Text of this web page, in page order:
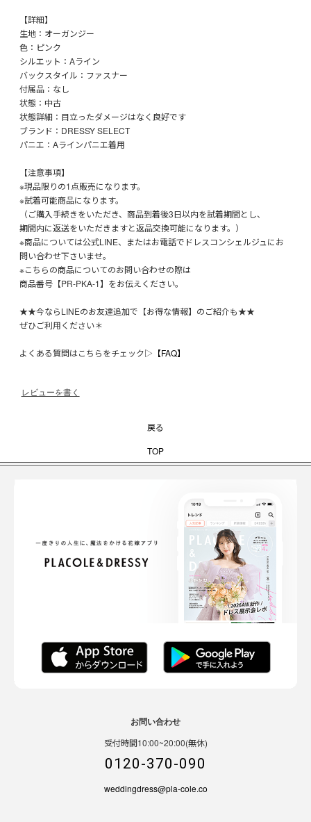
【詳細】
生地：オーガンジー
色：ピンク
シルエット：Aライン
バックスタイル：ファスナー
付属品：なし
状態：中古
状態詳細：目立ったダメージはなく良好です
ブランド：DRESSY SELECT
パニエ：Aラインパニエ着用
【注意事項】
※現品限りの1点販売になります。
※試着可能商品になります。
（ご購入手続きをいただき、商品到着後3日以内を試着期間とし、
期間内に返送をいただきますと返品交換可能になります。）
※商品については公式LINE、またはお電話でドレスコンシェルジュにお
問い合わせ下さいませ。
※こちらの商品についてのお問い合わせの際は
商品番号【PR-PKA-1】をお伝えください。
★★今ならLINEのお友達追加で【お得な情報】のご紹介も★★
ぜひご利用ください＊
よくある質問はこちらをチェック▷ 【FAQ】
レビューを書く
戻る
TOP
お問い合わせ
受付時間10:00~20:00(無休)
0120-370-090
weddingdress@pla-cole.co